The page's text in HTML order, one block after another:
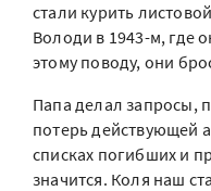
стали курить
Володи в 1943-м, где
этому поводу, они
Папа делал запросы,
потерь действующей
списках погибших и
значится. Коля наш